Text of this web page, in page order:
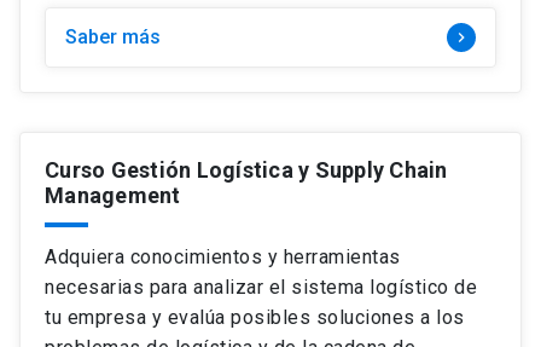
$2.500.000 – $3.499.000
Saber más keyboard_arrow_right
Curso Gestión Logística y Supply Chain
Management
Adquiera conocimientos y herramientas
necesarias para analizar el sistema logístico de
tu empresa y evalúa posibles soluciones a los